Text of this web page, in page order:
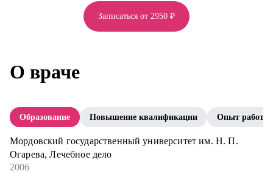
Записаться от 2950 ₽
О враче
Образование Повышение квалификации Опыт работы
Мордовский государственный университет им. Н. П.
Огарева, Лечебное дело
2006